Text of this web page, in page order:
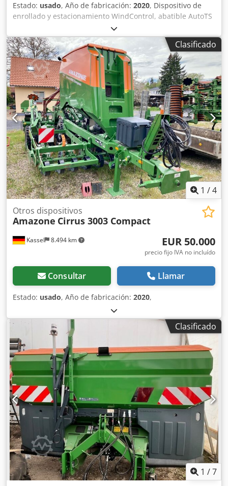
Estado: usado, Año de fabricación: 2020, Dispositivo de
enrollado y estacionamiento WindControl, abatible AutoTS
en ambos lados / Barrera de protección de tubos en L
Sensor de inclinación para sistema de pesaje FlowCheck
Alfombrillas EasyCheck, 16 unidades / pieza Guardabarros
en L y escaleras Iluminación LED Lona enrollable de
cobertura L / Juego de palas esparcidoras TS Dedperxr
Uyjfx Acmewa
Clasificado
1 /4
Kassel 8.494 km
Otros dispositivos
Amazone Cirrus 3003 Compact
EUR 50.000
precio fijo IVA no incluído
Consultar Llamar
Estado: usado, Año de fabricación: 2020,
Clasificado
1 /7